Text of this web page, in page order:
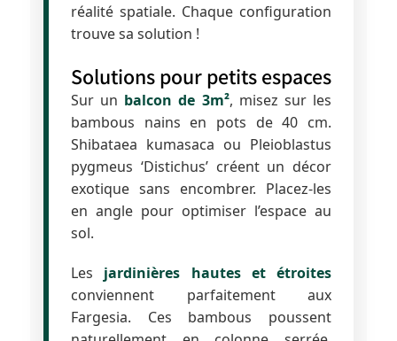
réalité spatiale. Chaque configuration
trouve sa solution !
Solutions pour petits espaces
Sur un balcon de 3m², misez sur les
bambous nains en pots de 40 cm.
Shibataea kumasaca ou Pleioblastus
pygmeus ‘Distichus’ créent un décor
exotique sans encombrer. Placez-les
en angle pour optimiser l’espace au
sol.
Les jardinières hautes et étroites
conviennent parfaitement aux
Fargesia. Ces bambous poussent